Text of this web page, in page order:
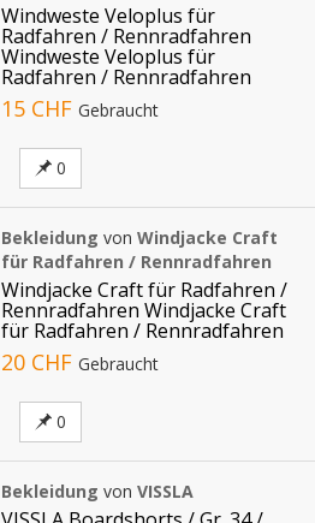
Windweste Veloplus für
Radfahren / Rennradfahren
Windweste Veloplus für
Radfahren / Rennradfahren
15 CHF Gebraucht
0
Bekleidung von Windjacke Craft
für Radfahren / Rennradfahren
Windjacke Craft für Radfahren /
Rennradfahren Windjacke Craft
für Radfahren / Rennradfahren
20 CHF Gebraucht
0
Bekleidung von VISSLA